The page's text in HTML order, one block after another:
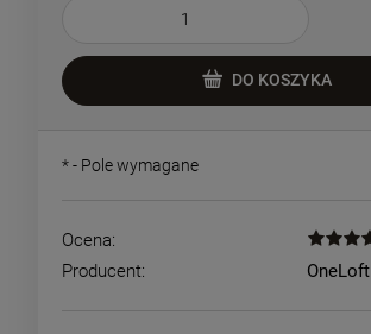
DO KOSZYKA
*- Pole wymagane
Ocena:
Producent:
OneLoft